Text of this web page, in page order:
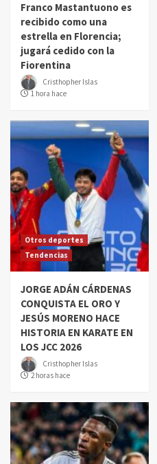
Franco Mastantuono es
recibido como una
estrella en Florencia;
jugará cedido con la
Fiorentina
Cristhopher Islas
1 hora hace
Otros deportes
Tendencias
JORGE ADÁN CÁRDENAS
CONQUISTA EL ORO Y
JESÚS MORENO HACE
HISTORIA EN KARATE EN
LOS JCC 2026
Cristhopher Islas
2 horas hace